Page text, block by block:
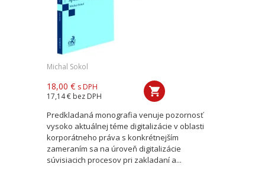
Michal Sokol
18,00 € s DPH
17,14 € bez DPH
Predkladaná monografia venuje pozornosť
vysoko aktuálnej téme digitalizácie v oblasti
korporátneho práva s konkrétnejším
zameraním sa na úroveň digitalizácie
súvisiacich procesov pri zakladaní a...